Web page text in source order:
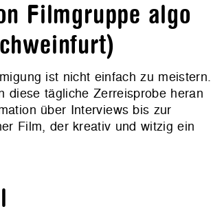
Filmgruppe algo
ist nicht einfach zu meistern.
diese tägliche Zerreisprobe heran
über Interviews bis zur
Film, der kreativ und witzig ein